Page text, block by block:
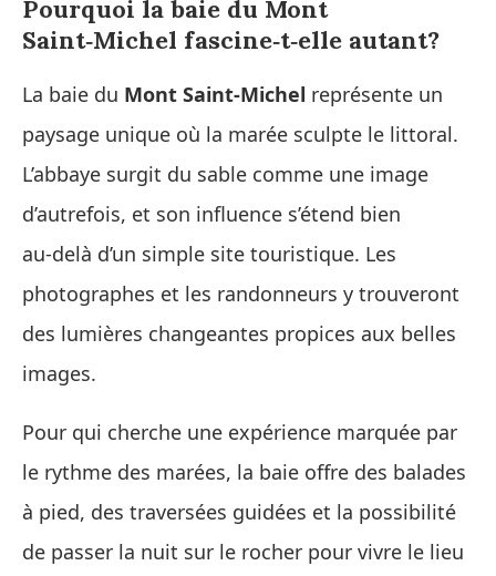
Pourquoi la baie du Mont
Saint‑Michel fascine‑t‑elle autant?
La baie du Mont Saint‑Michel représente un
paysage unique où la marée sculpte le littoral.
L’abbaye surgit du sable comme une image
d’autrefois, et son influence s’étend bien
au‑delà d’un simple site touristique. Les
photographes et les randonneurs y trouveront
des lumières changeantes propices aux belles
images.
Pour qui cherche une expérience marquée par
le rythme des marées, la baie offre des balades
à pied, des traversées guidées et la possibilité
de passer la nuit sur le rocher pour vivre le lieu